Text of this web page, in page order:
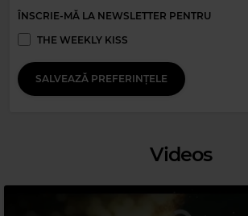
ÎNSCRIE-MĂ LA NEWSLETTER PENTRU
THE WEEKLY KISS
SALVEAZĂ PREFERINȚELE
Videos